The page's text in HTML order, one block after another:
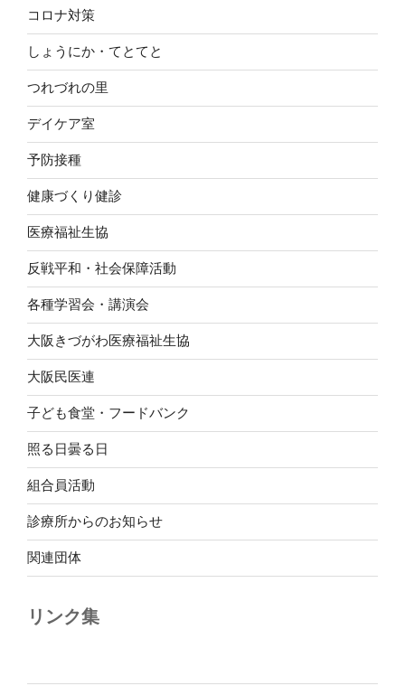
コロナ対策
しょうにか・てとてと
つれづれの里
デイケア室
予防接種
健康づくり健診
医療福祉生協
反戦平和・社会保障活動
各種学習会・講演会
大阪きづがわ医療福祉生協
大阪民医連
子ども食堂・フードバンク
照る日曇る日
組合員活動
診療所からのお知らせ
関連団体
リンク集